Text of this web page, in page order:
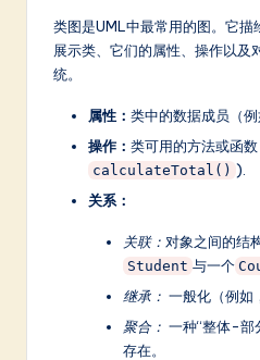
类图是UML中最常用的图。它描
展示类、它们的属性、操作以及
统。
属性： 类中的数据成员（例
操作： 类可用的方法或函数
calculateTotal() ).
关系：
关联： 对象之间的结
Student 与一个
继承： 一般化（例如
聚合： 一种“整体-部
存在。